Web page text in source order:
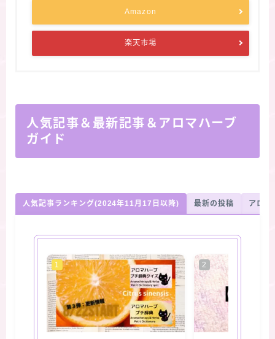
Amazon
楽天市場
人気記事＆最新記事＆アロマハーブ
ガイド
人気記事ランキング(2024年11月17日以降) 最新の投稿 アロマ